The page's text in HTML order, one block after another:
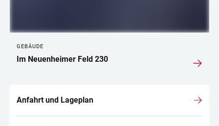
GEBÄUDE
Im Neuenheimer Feld 230
Anfahrt und Lageplan